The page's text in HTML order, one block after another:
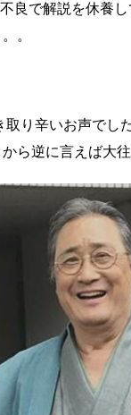
良で解説を休養
。
取り辛いお声でし
ら逆に言えば大